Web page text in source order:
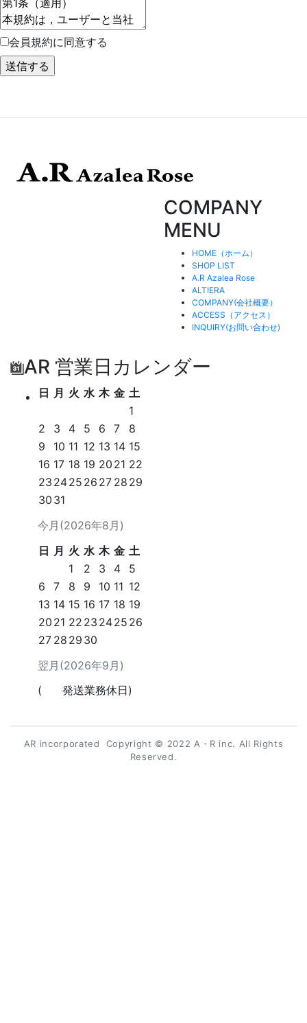
会員規約に同意する
COMPANY
MENU
HOME（ホーム）
SHOP LIST
A.R Azalea Rose
ALTIERA
COMPANY(会社概要）
ACCESS（アクセス）
INQUIRY(お問い合わせ)
AR 営業日カレンダー
今月(2026年8月)
日 月 火 水 木 金 土
1
2
3 4 5 6 7
8
9
10 11 12 13 14 15
16 17 18 19 20 21 22
23 2425 26 27 28 29
30 31
翌月(2026年9月)
日 月 火 水 木 金 土
1
2 3 4
5
6
7 8 9 10 11 12
13 14 15 16 17 18 19
20 21 22 23 2425 26
27 28 29 30
( 発送業務休日)
AR incorporated Copyright © 2022 A・R inc. All Rights
Reserved.